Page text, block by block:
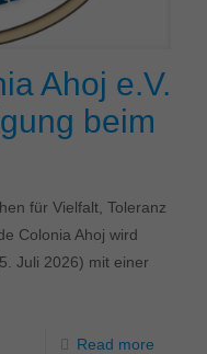
Ahoj e.V.
beim
für Vielfalt, Toleranz
Colonia Ahoj wird
Juli 2026) mit einer
Read more